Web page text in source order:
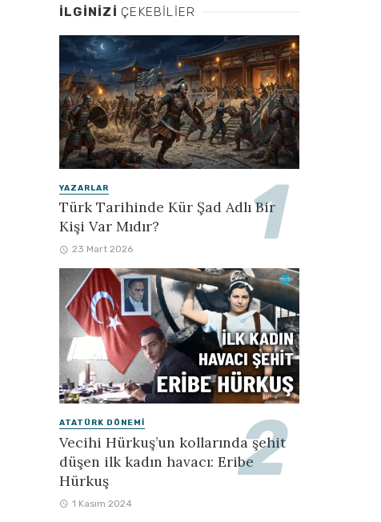
İLGINIZI ÇEKEBILIER
YAZARLAR
Türk Tarihinde Kür Şad Adlı Bir
Kişi Var Mıdır?
23 Mart 2026
ATATÜRK DÖNEMI
Vecihi Hürkuş’un kollarında şehit
düşen ilk kadın havacı: Eribe
Hürkuş
1 Kasım 2024